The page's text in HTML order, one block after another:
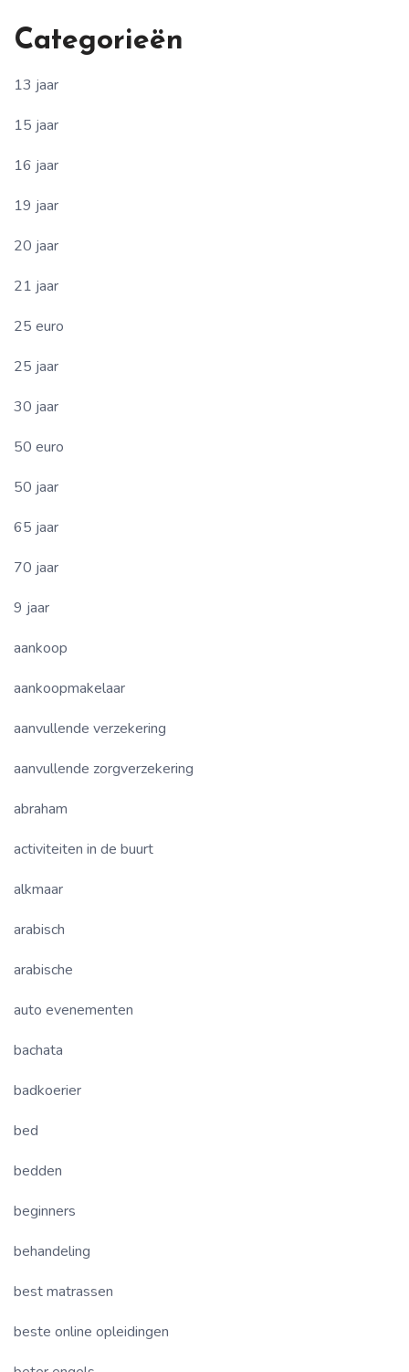
Categorieën
13 jaar
15 jaar
16 jaar
19 jaar
20 jaar
21 jaar
25 euro
25 jaar
30 jaar
50 euro
50 jaar
65 jaar
70 jaar
9 jaar
aankoop
aankoopmakelaar
aanvullende verzekering
aanvullende zorgverzekering
abraham
activiteiten in de buurt
alkmaar
arabisch
arabische
auto evenementen
bachata
badkoerier
bed
bedden
beginners
behandeling
best matrassen
beste online opleidingen